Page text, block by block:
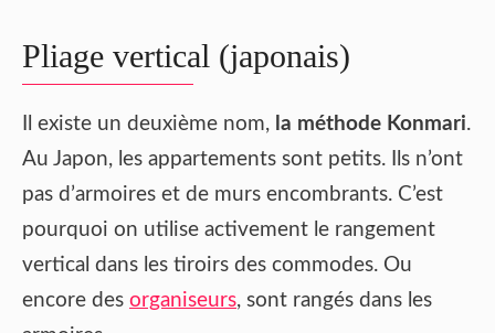
Pliage vertical (japonais)
Il existe un deuxième nom, la méthode Konmari.
Au Japon, les appartements sont petits. Ils n’ont
pas d’armoires et de murs encombrants. C’est
pourquoi on utilise activement le rangement
vertical dans les tiroirs des commodes. Ou
encore des organiseurs, sont rangés dans les